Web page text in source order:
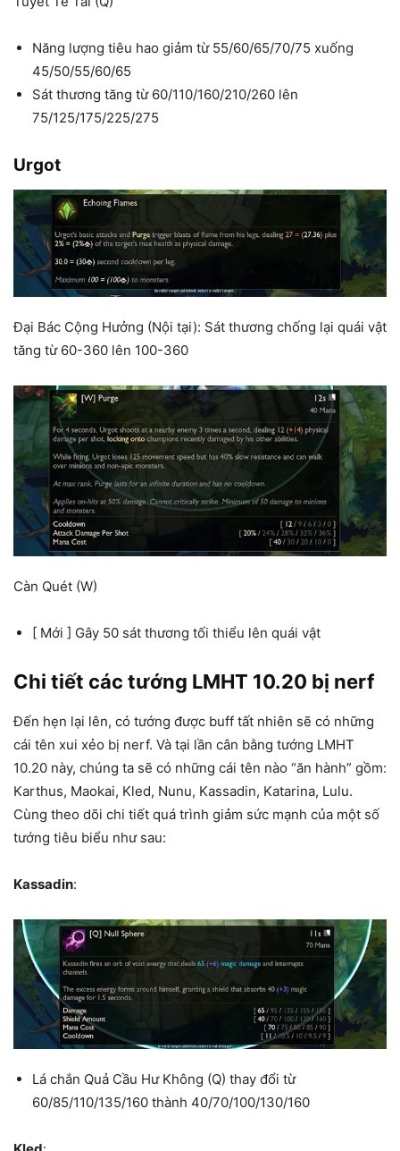
Năng lượng tiêu hao giảm từ 55/60/65/70/75 xuống
45/50/55/60/65
Sát thương tăng từ 60/110/160/210/260 lên
75/125/175/225/275
Urgot
Đại Bác Cộng Hưởng (Nội tại): Sát thương chống lại quái vật
tăng từ 60-360 lên 100-360
Càn Quét (W)
[ Mới ] Gây 50 sát thương tối thiểu lên quái vật
Chi tiết các tướng LMHT 10.20 bị nerf
Đến hẹn lại lên, có tướng được buff tất nhiên sẽ có những
cái tên xui xẻo bị nerf. Và tại lần cân bằng tướng LMHT
10.20 này, chúng ta sẽ có những cái tên nào “ăn hành” gồm:
Karthus, Maokai, Kled, Nunu, Kassadin, Katarina, Lulu.
Cùng theo dõi chi tiết quá trình giảm sức mạnh của một số
tướng tiêu biểu như sau:
Kassadin:
Lá chắn Quả Cầu Hư Không (Q) thay đổi từ
60/85/110/135/160 thành 40/70/100/130/160